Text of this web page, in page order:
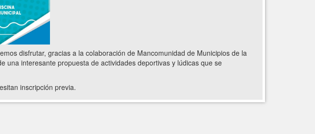
disfrutar, gracias a la colaboración de Mancomunidad de Municipios de la
una interesante propuesta de actividades deportivas y lúdicas que se
inscripción previa.